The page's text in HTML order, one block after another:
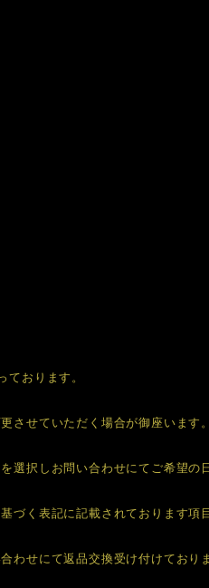
ております。
させていただく場合が御座います。
選択しお問い合わせにてご希望の
づく表記に記載されております項
わせにて返品交換受け付けており